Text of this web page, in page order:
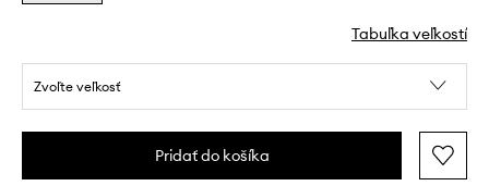
Tabuľka veľkostí
Zvoľte veľkosť
Pridať do košíka